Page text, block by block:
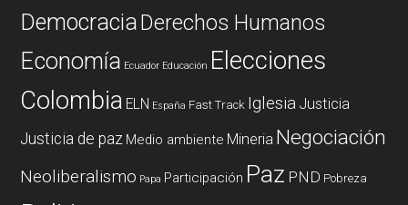
DemocraciaDerechos Humanos
Economía Ecuador Educación Elecciones
Colombia ELN España Fast Track Iglesia Justicia
Justicia de paz Medio ambiente Mineria Negociación
Neoliberalismo Papa Participación Paz PND Pobreza